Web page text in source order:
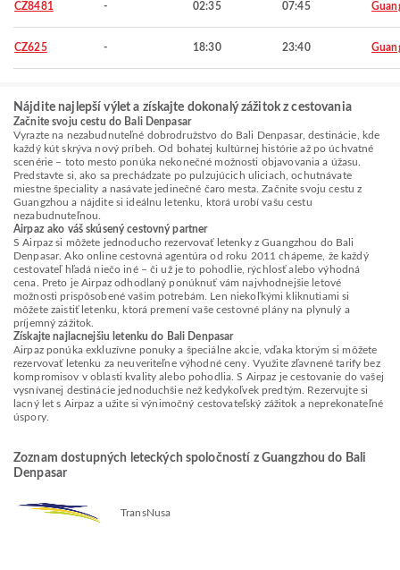
CZ8481 - 02:35 07:45
CZ625 - 18:30 23:40
Nájdite najlepší výlet a získajte dokonalý zážitok z cestovania
Začnite svoju cestu do Bali Denpasar
Vyrazte na nezabudnuteľné dobrodružstvo do Bali Denpasar, destinácie, kde
každý kút skrýva nový príbeh. Od bohatej kultúrnej histórie až po úchvatné
scenérie – toto mesto ponúka nekonečné možnosti objavovania a úžasu.
Predstavte si, ako sa prechádzate po pulzujúcich uliciach, ochutnávate
miestne špeciality a nasávate jedinečné čaro mesta. Začnite svoju cestu z
Guangzhou a nájdite si ideálnu letenku, ktorá urobí vašu cestu
nezabudnuteľnou.
Airpaz ako váš skúsený cestovný partner
S Airpaz si môžete jednoducho rezervovať letenky z Guangzhou do Bali
Denpasar. Ako online cestovná agentúra od roku 2011 chápeme, že každý
cestovateľ hľadá niečo iné – či už je to pohodlie, rýchlosť alebo výhodná
cena. Preto je Airpaz odhodlaný ponúknuť vám najvhodnejšie letové
možnosti prispôsobené vašim potrebám. Len niekoľkými kliknutiami si
môžete zaistiť letenku, ktorá premení vaše cestovné plány na plynulý a
príjemný zážitok.
Získajte najlacnejšiu letenku do Bali Denpasar
Airpaz ponúka exkluzívne ponuky a špeciálne akcie, vďaka ktorým si môžete
rezervovať letenku za neuveriteľne výhodné ceny. Využite zľavnené tarify bez
kompromisov v oblasti kvality alebo pohodlia. S Airpaz je cestovanie do vašej
vysnívanej destinácie jednoduchšie než kedykoľvek predtým. Rezervujte si
lacný let s Airpaz a užite si výnimočný cestovateľský zážitok a neprekonateľné
úspory.
Zoznam dostupných leteckých spoločností z Guangzhou do Bali
Denpasar
TransNusa